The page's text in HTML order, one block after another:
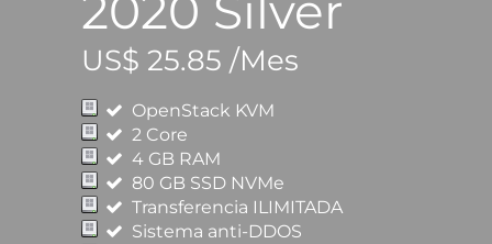
US$ 25.85 /Mes
OpenStack KVM
2 Core
4 GB RAM
80 GB SSD NVMe
Transferencia ILIMITADA
Sistema anti-DDOS